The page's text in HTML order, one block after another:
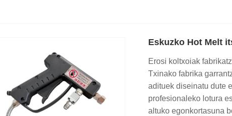
Eskuzko Hot Melt
Erosi koltxoiak
Txinako fabrika
adituek diseinatu dute
profesionaleko lotura
altuko egonkortasuna